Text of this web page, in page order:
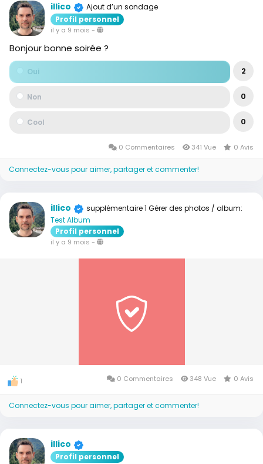
illico
Ajout d’un sondage
Profil personnel
il y a 9 mois -
Bonjour bonne soirée ?
Oui 2
Non 0
Cool 0
0 Commentaires 341 Vue 0 Avis
Connectez-vous pour aimer, partager et commenter!
illico
supplémentaire 1 Gérer des photos / album:
Test Album
Profil personnel
il y a 9 mois -
1 0 Commentaires 348 Vue 0 Avis
Connectez-vous pour aimer, partager et commenter!
illico
Profil personnel